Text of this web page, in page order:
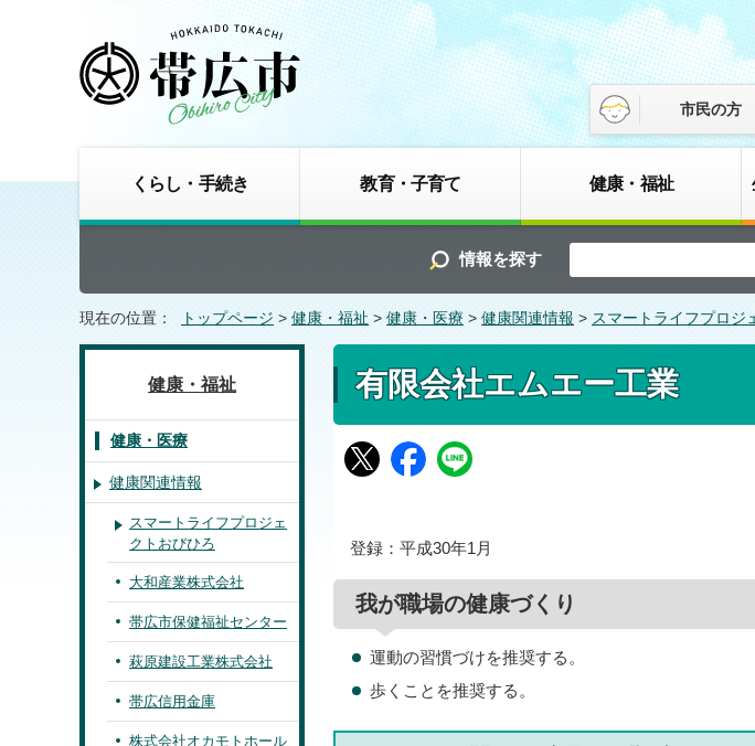
市民の方
くらし・手続き 教育・子育て 健康・福祉
情報を探す
現在の位置： トップページ > 健康・福祉 > 健康・医療 > 健康関連情報 > スマートライフプロジ
有限会社エムエー工業
登録：平成30年1月
我が職場の健康づくり
運動の習慣づけを推奨する。
歩くことを推奨する。
健康・福祉
健康・医療
健康関連情報
スマートライフプロジェ
クトおびひろ
大和産業株式会社
帯広市保健福祉センター
萩原建設工業株式会社
帯広信用金庫
株式会社オカモトホール